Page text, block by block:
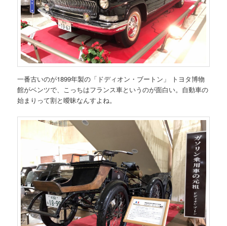
一番古いのが1899年製の「ドディオン・ブートン」 トヨタ博物
館がベンツで、こっちはフランス車というのが面白い。自動車の
始まりって割と曖昧なんすよね。